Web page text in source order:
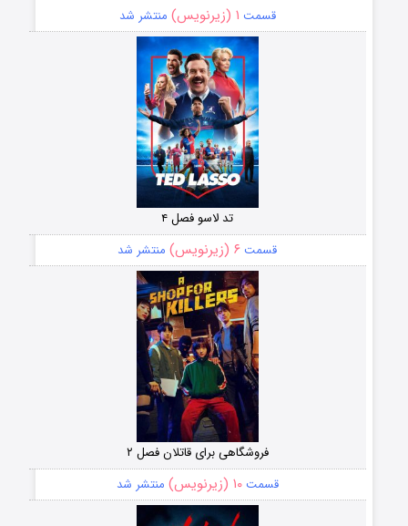
قسمت ۱ (زیرنویس) منتشر شد
تد لاسو فصل ۴
قسمت ۶ (زیرنویس) منتشر شد
فروشگاهی برای قاتلان فصل ۲
قسمت۱۰ (زیرنویس) منتشر شد